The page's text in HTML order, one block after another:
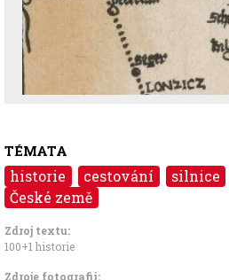
TÉMATA
historie cestování silnice
České země
Zdroj textu:
100+1 historie
Zdroje fotografii: